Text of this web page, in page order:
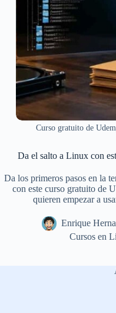
Curso gratuito de
Da el salto a Linux con
Da los primeros pasos en la
con este curso gratuito de
quieren empezar a
Enrique
Cursos en